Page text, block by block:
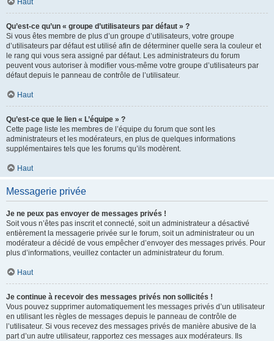
Haut
Qu’est-ce qu’un « groupe d’utilisateurs par défaut » ?
Si vous êtes membre de plus d’un groupe d’utilisateurs, votre groupe
d’utilisateurs par défaut est utilisé afin de déterminer quelle sera la couleur et
le rang qui vous sera assigné par défaut. Les administrateurs du forum
peuvent vous autoriser à modifier vous-même votre groupe d’utilisateurs par
défaut depuis le panneau de contrôle de l’utilisateur.
Haut
Qu’est-ce que le lien « L’équipe » ?
Cette page liste les membres de l’équipe du forum que sont les
administrateurs et les modérateurs, en plus de quelques informations
supplémentaires tels que les forums qu’ils modèrent.
Haut
Messagerie privée
Je ne peux pas envoyer de messages privés !
Soit vous n’êtes pas inscrit et connecté, soit un administrateur a désactivé
entièrement la messagerie privée sur le forum, soit un administrateur ou un
modérateur a décidé de vous empêcher d’envoyer des messages privés. Pour
plus d’informations, veuillez contacter un administrateur du forum.
Haut
Je continue à recevoir des messages privés non sollicités !
Vous pouvez supprimer automatiquement les messages privés d’un utilisateur
en utilisant les règles de messages depuis le panneau de contrôle de
l’utilisateur. Si vous recevez des messages privés de manière abusive de la
part d’un autre utilisateur, rapportez ces messages aux modérateurs. Ils